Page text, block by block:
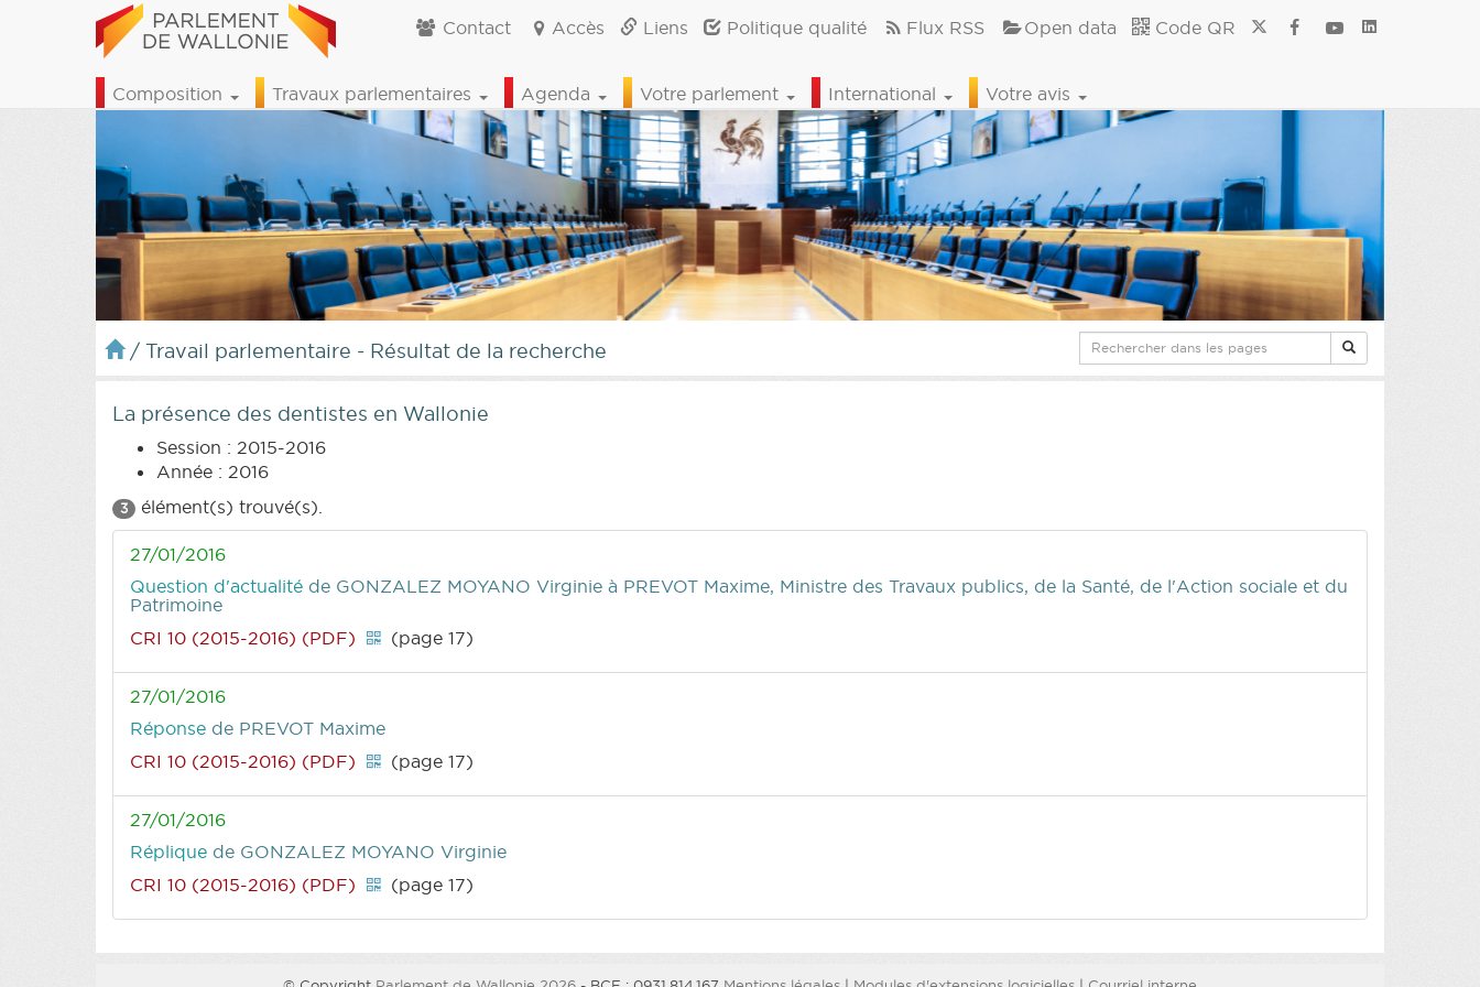
Contact Accès Liens Politique qualité Flux RSS Open data Code QR
Composition Travaux parlementaires Agenda Votre parlement International Votre avis
/ Travail parlementaire - Résultat de la recherche
La présence des dentistes en Wallonie
Session : 2015-2016
Année : 2016
3 élément(s) trouvé(s).
27/01/2016
Question d'actualité de GONZALEZ MOYANO Virginie à PREVOT Maxime, Ministre des Travaux publics, de la Santé, de l'Action sociale et du
Patrimoine
CRI 10 (2015-2016) (PDF)
(page 17)
27/01/2016
Réponse de PREVOT Maxime
CRI 10 (2015-2016) (PDF)
(page 17)
27/01/2016
Réplique de GONZALEZ MOYANO Virginie
CRI 10 (2015-2016) (PDF)
(page 17)